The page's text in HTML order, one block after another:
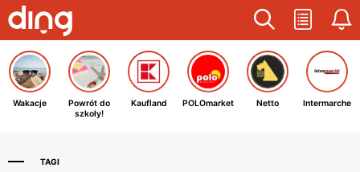
Wakacje
Powrót do
szkoły!
Kaufland POLOmarket Netto Intermarche
TAGI